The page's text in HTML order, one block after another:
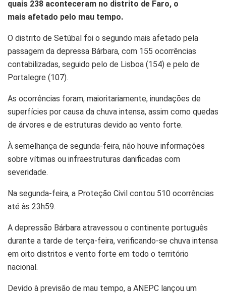
quais 238 aconteceram no distrito de Faro, o
mais afetado pelo mau tempo.
O distrito de Setúbal foi o segundo mais afetado pela
passagem da depressa Bárbara, com 155 ocorrências
contabilizadas, seguido pelo de Lisboa (154) e pelo de
Portalegre (107).
As ocorrências foram, maioritariamente, inundações de
superfícies por causa da chuva intensa, assim como quedas
de árvores e de estruturas devido ao vento forte.
À semelhança de segunda-feira, não houve informações
sobre vítimas ou infraestruturas danificadas com
severidade.
Na segunda-feira, a Proteção Civil contou 510 ocorrências
até às 23h59.
A depressão Bárbara atravessou o continente português
durante a tarde de terça-feira, verificando-se chuva intensa
em oito distritos e vento forte em todo o território
nacional.
Devido à previsão de mau tempo, a ANEPC lançou um